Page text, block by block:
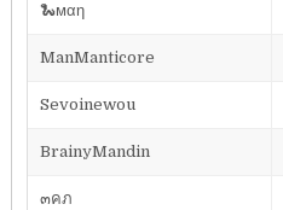
🐍мαη
ManManticore
Sevoinewou
BrainyMandin
๓คภ